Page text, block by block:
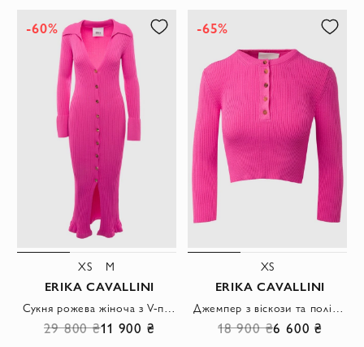
-60%
XS M
ERIKA CAVALLINI
29 800 ₴11 900 ₴
-65%
XS
ERIKA CAVALLINI
18 900 ₴6 600 ₴